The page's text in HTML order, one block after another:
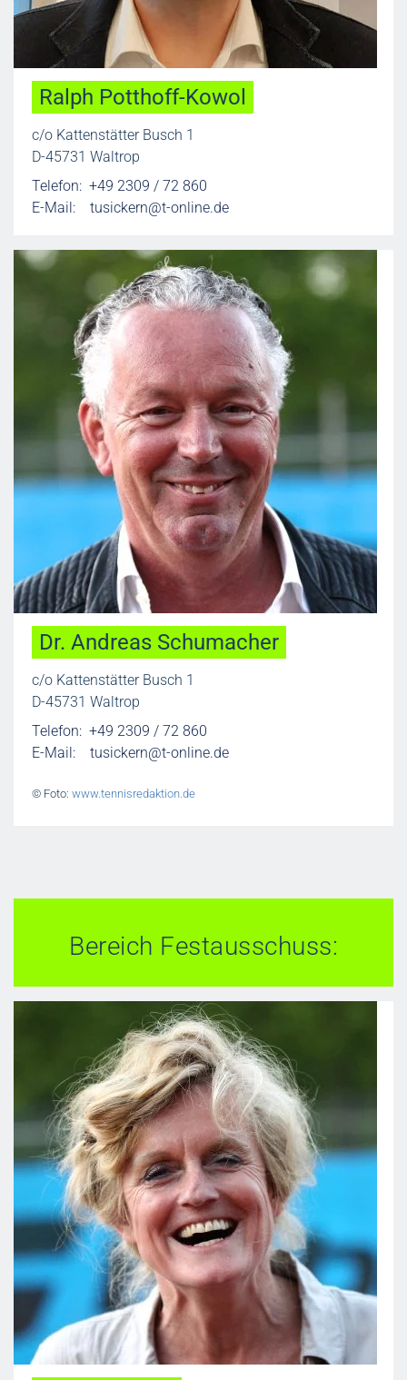
Ralph Potthoff-Kowol
c/o Kattenstätter Busch 1
D-45731 Waltrop
Telefon: +49 2309 / 72 860
E-Mail: tusickern@t-online.de
Dr. Andreas Schumacher
c/o Kattenstätter Busch 1
D-45731 Waltrop
Telefon: +49 2309 / 72 860
E-Mail: tusickern@t-online.de
© Foto: www.tennisredaktion.de
Bereich Festausschuss: